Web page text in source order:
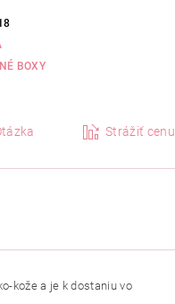
BOXY
Strážiť cenu
kože a je k dostaniu vo